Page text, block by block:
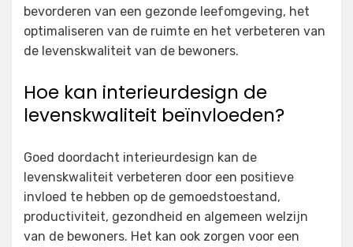
bevorderen van een gezonde leefomgeving, het
optimaliseren van de ruimte en het verbeteren van
de levenskwaliteit van de bewoners.
Hoe kan interieurdesign de
levenskwaliteit beïnvloeden?
Goed doordacht interieurdesign kan de
levenskwaliteit verbeteren door een positieve
invloed te hebben op de gemoedstoestand,
productiviteit, gezondheid en algemeen welzijn
van de bewoners. Het kan ook zorgen voor een